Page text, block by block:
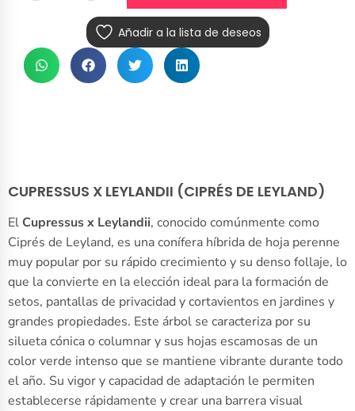
Añadir a la lista de deseos
CUPRESSUS X LEYLANDII (CIPRÉS DE LEYLAND)
El Cupressus x Leylandii, conocido comúnmente como
Ciprés de Leyland, es una conífera híbrida de hoja perenne
muy popular por su rápido crecimiento y su denso follaje, lo
que la convierte en la elección ideal para la formación de
setos, pantallas de privacidad y cortavientos en jardines y
grandes propiedades. Este árbol se caracteriza por su
silueta cónica o columnar y sus hojas escamosas de un
color verde intenso que se mantiene vibrante durante todo
el año. Su vigor y capacidad de adaptación le permiten
establecerse rápidamente y crear una barrera visual